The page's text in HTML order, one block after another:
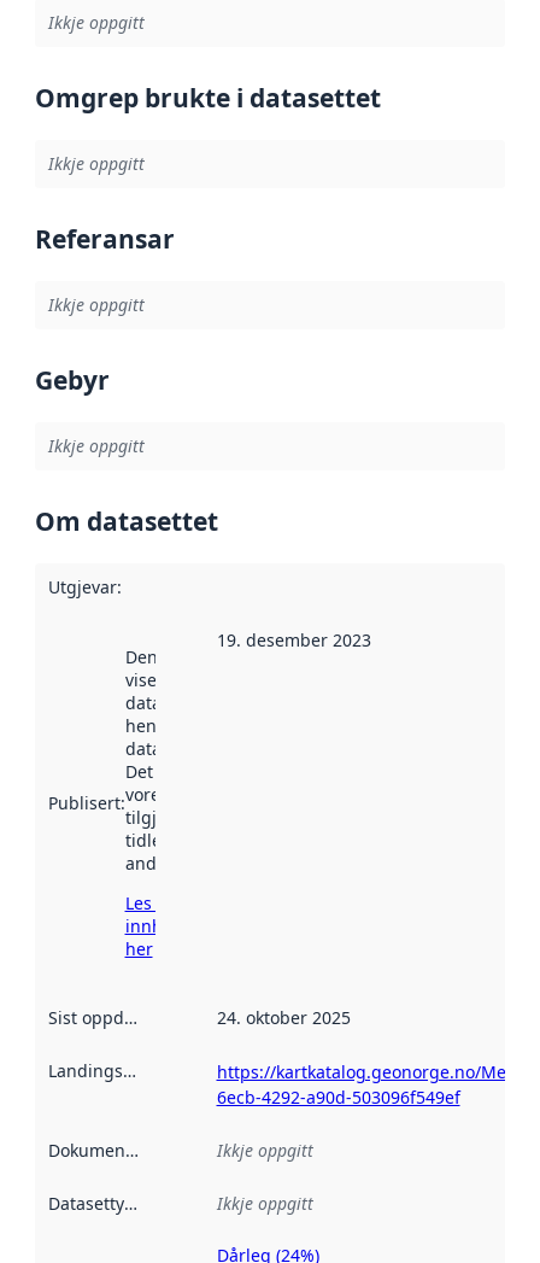
Ikkje oppgitt
Omgrep brukte i datasettet
Ikkje oppgitt
Referansar
Ikkje oppgitt
Gebyr
Ikkje oppgitt
Om datasettet
Utgjevar:
Publisert:
Denne datoen
viser når
datasettet vart
henta inn av
data.norge.no.
Det kan ha
vore
tilgjengeleg
tidlegare
andre stader.
Les meir om
innhenting
her
19. desember 2023
Sist oppdatert 24. oktober 2025
Landingsside
https://kartkatalog.geonorge.no/
6ecb-4292-a90d-503096f549ef
Dokumentasjon Ikkje oppgitt
Datasettype Ikkje oppgitt
Dårleg (24%)